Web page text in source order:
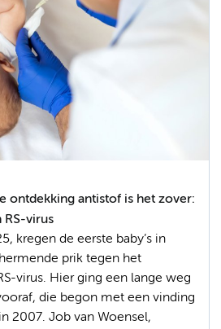
ontdekking antistof is het zover:
RS-virus
kregen de eerste baby’s in
prik tegen het
virus. Hier ging een lange weg
die begon met een vinding
2007. Job van Woensel,